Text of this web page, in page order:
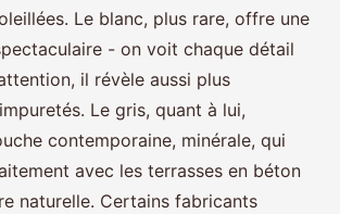
Le blanc, plus rare, offre une
- on voit chaque détail
il révèle aussi plus
Le gris, quant à lui,
contemporaine, minérale, qui
avec les terrasses en béton
naturelle. Certains fabricants